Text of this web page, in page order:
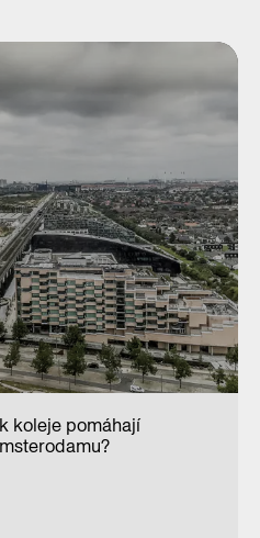
koleje pomáhají